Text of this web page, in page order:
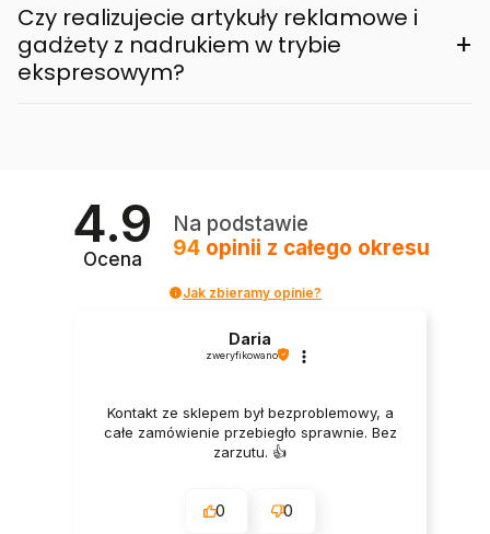
Czy realizujecie artykuły reklamowe i
gadżety z nadrukiem w trybie
ekspresowym?
+
4.9
Ocena
Na podstawie
94 opinii z całego okresu
Jak zbieramy opinie?
Daria
zweryfikowano
Kontakt ze sklepem był bezproblemowy, a
całe zamówienie przebiegło sprawnie. Bez
zarzutu. 👍️
0 0